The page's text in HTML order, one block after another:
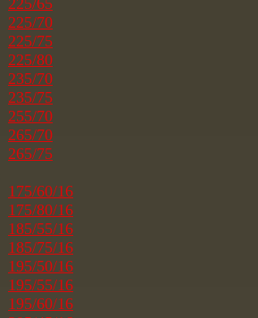
225/65
225/70
225/75
225/80
235/70
235/75
255/70
265/70
265/75
175/60/16
175/80/16
185/55/16
185/75/16
195/50/16
195/55/16
195/60/16